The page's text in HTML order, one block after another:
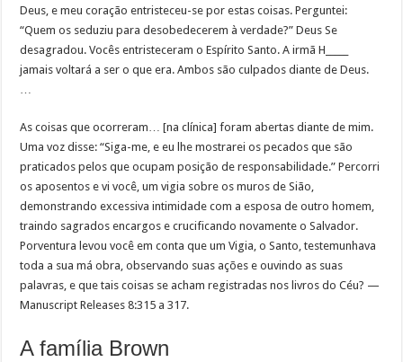
Deus, e meu coração entristeceu-se por estas coisas. Perguntei:
“Quem os seduziu para desobedecerem à verdade?” Deus Se
desagradou. Vocês entristeceram o Espírito Santo. A irmã H_____
jamais voltará a ser o que era. Ambos são culpados diante de Deus.
…
As coisas que ocorreram… [na clínica] foram abertas diante de mim.
Uma voz disse: “Siga-me, e eu lhe mostrarei os pecados que são
praticados pelos que ocupam posição de responsabilidade.” Percorri
os aposentos e vi você, um vigia sobre os muros de Sião,
demonstrando excessiva intimidade com a esposa de outro homem,
traindo sagrados encargos e crucificando novamente o Salvador.
Porventura levou você em conta que um Vigia, o Santo, testemunhava
toda a sua má obra, observando suas ações e ouvindo as suas
palavras, e que tais coisas se acham registradas nos livros do Céu? —
Manuscript Releases 8:315 a 317.
A família Brown